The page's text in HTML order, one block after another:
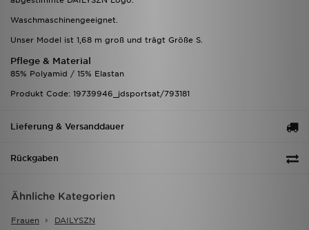
Waschmaschinengeeignet.
Unser Model ist 1,68 m groß und trägt Größe S.
Pflege & Material
85% Polyamid / 15% Elastan
Produkt Code: 19739946_jdsportsat/793181
Lieferung & Versanddauer
Rückgaben
Ähnliche Kategorien
Frauen DAILYSZN